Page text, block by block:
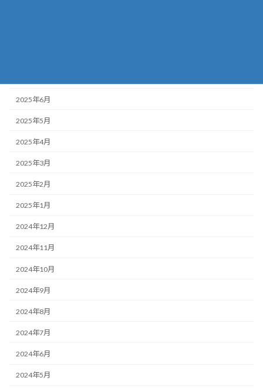
2025年6月
2025年5月
2025年4月
2025年3月
2025年2月
2025年1月
2024年12月
2024年11月
2024年10月
2024年9月
2024年8月
2024年7月
2024年6月
2024年5月